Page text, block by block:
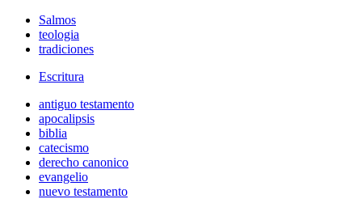
Salmos
teologia
tradiciones
Escritura
antiguo testamento
apocalipsis
biblia
catecismo
derecho canonico
evangelio
nuevo testamento